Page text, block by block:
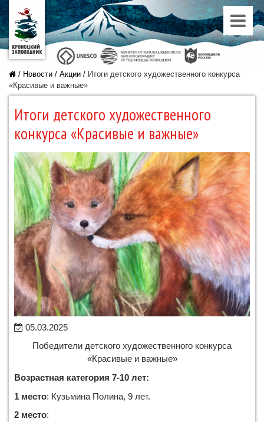
/ Новости / Акции / Итоги детского художественного конкурса
«Красивые и важные»
Итоги детского художественного
конкурса «Красивые и важные»
05.03.2025
Победители детского художественного конкурса
«Красивые и важные»
Возрастная категория 7-10 лет:
1 место: Кузьмина Полина, 9 лет.
2 место: